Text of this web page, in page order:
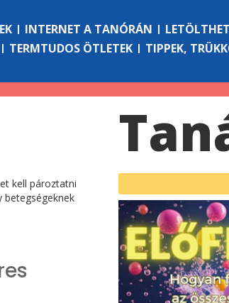
INTERNET A TANÓRÁN
TERMTUDOS ÖTLETEK TIPPEK,
kell pároztatni
betegségeknek